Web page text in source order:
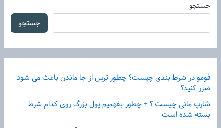
جستجو
جستجو
فومو در شرط بندی چیست؟ چطور ترس از جا ماندن باعث می شود
ضرر کنید؟
شارپ مانی چیست ؟ + چطور بفهمیم پول بزرگ روی کدام شرط
بسته شده است